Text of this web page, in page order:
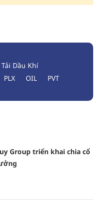
Tải Dầu Khí
PLX OIL
PVT
Group triển khai chia cổ